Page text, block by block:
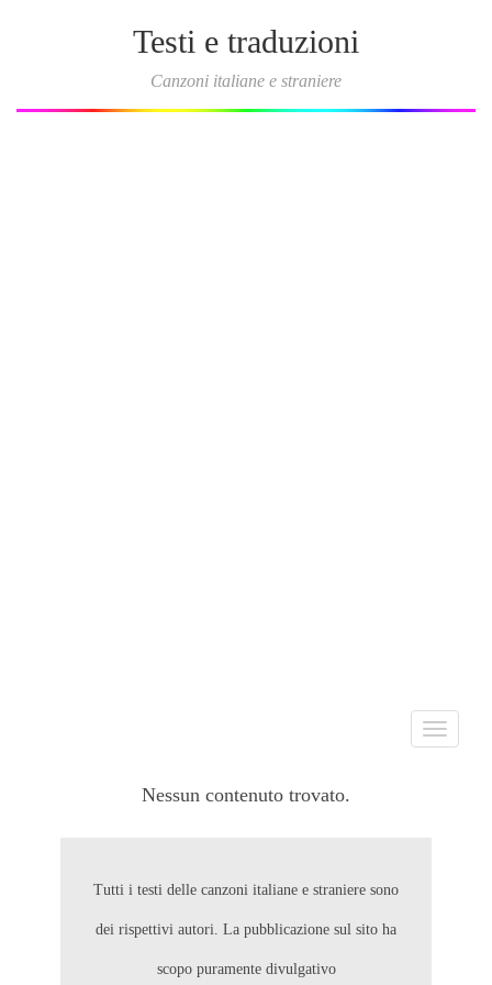
Testi e traduzioni
Canzoni italiane e straniere
Toggle
Nessun contenuto trovato.
Tutti i testi delle canzoni italiane e straniere sono
dei rispettivi autori. La pubblicazione sul sito ha
scopo puramente divulgativo